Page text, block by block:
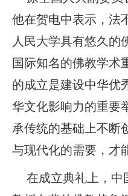
他在贺电中表示，法
人民大学具有悠久的
国际知名的佛教学术
的成立是建设中华优
华文化影响力的重要
承传统的基础上不断
与现代化的需要，才
在成立典礼上，中